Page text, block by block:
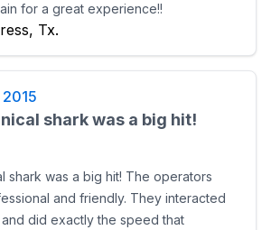
for a great experience!!
Tx.
shark was a big hit!
shark was a big hit! The operators
and friendly. They interacted
did exactly the speed that